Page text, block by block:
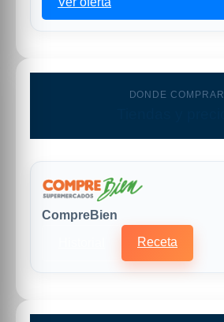
DONDE COMPRAR
CompreBien
Receta